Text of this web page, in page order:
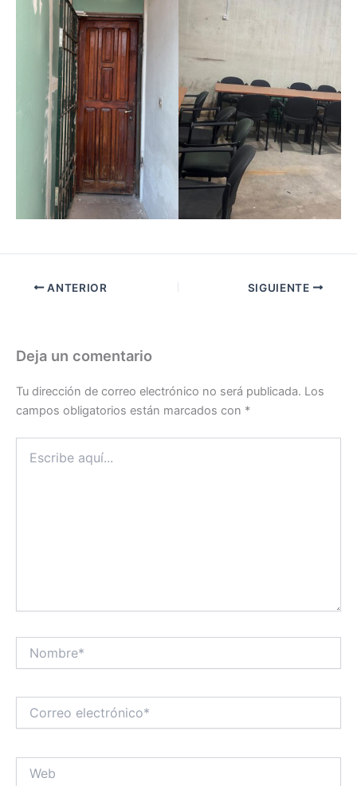
ANTERIOR SIGUIENTE
Deja un comentario
Tu dirección de correo electrónico no será publicada. Los
campos obligatorios están marcados con *
aquí...
electrónico*